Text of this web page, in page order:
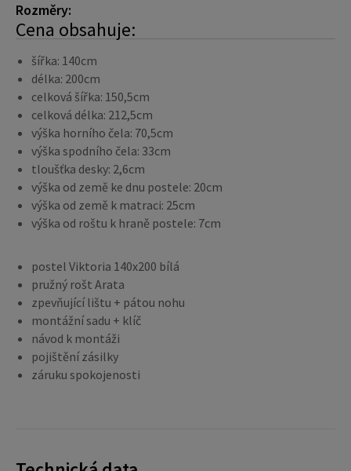
Rozměry:
Cena obsahuje:
šířka: 140cm
délka: 200cm
celková šířka: 150,5cm
celková délka: 212,5cm
výška horního čela: 70,5cm
výška spodního čela: 33cm
tloušťka desky: 2,6cm
výška od země ke dnu postele: 20cm
výška od země k matraci: 25cm
výška od roštu k hraně postele: 7cm
postel Viktoria 140x200 bílá
pružný rošt Arata
zpevňující lištu + pátou nohu
montážní sadu + klíč
návod k montáži
pojištění zásilky
záruku spokojenosti